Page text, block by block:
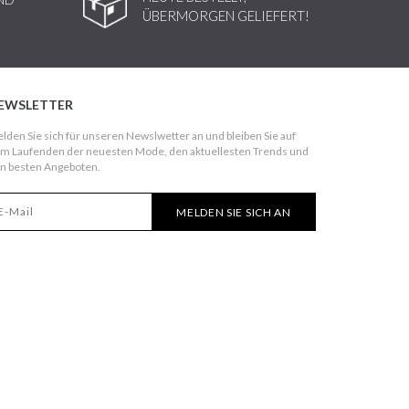
ÜBERMORGEN GELIEFERT!
Sie sich für unseren Newslwetter an und bleiben Sie auf
Laufenden der neuesten Mode, den aktuellesten Trends und
besten Angeboten.
MELDEN SIE SICH AN